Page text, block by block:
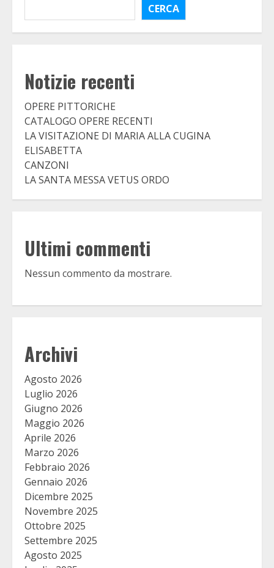
CERCA
Notizie recenti
OPERE PITTORICHE
CATALOGO OPERE RECENTI
LA VISITAZIONE DI MARIA ALLA CUGINA
ELISABETTA
CANZONI
LA SANTA MESSA VETUS ORDO
Ultimi commenti
Nessun commento da mostrare.
Archivi
Agosto 2026
Luglio 2026
Giugno 2026
Maggio 2026
Aprile 2026
Marzo 2026
Febbraio 2026
Gennaio 2026
Dicembre 2025
Novembre 2025
Ottobre 2025
Settembre 2025
Agosto 2025